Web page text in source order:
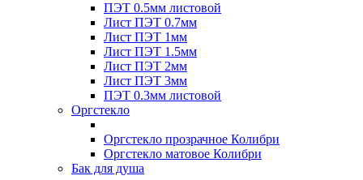
ПЭТ 0.5мм листовой
Лист ПЭТ 0.7мм
Лист ПЭТ 1мм
Лист ПЭТ 1.5мм
Лист ПЭТ 2мм
Лист ПЭТ 3мм
ПЭТ 0.3мм листовой
Оргстекло
Оргстекло прозрачное Колибри
Оргстекло матовое Колибри
Бак для душа